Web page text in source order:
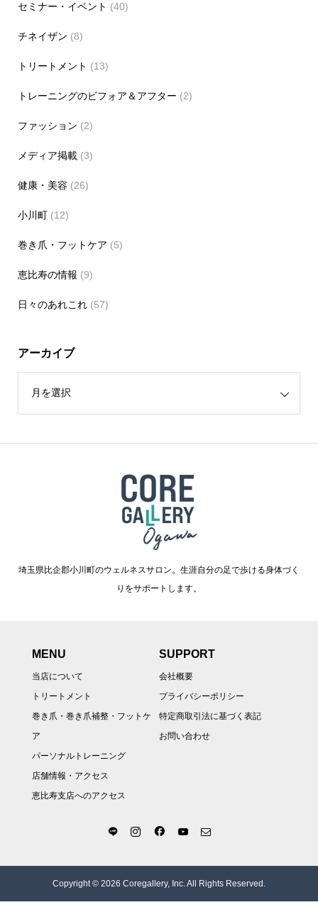
セミナー・イベント (40)
チネイザン (8)
トリートメント (13)
トレーニングのビフォア＆アフター (2)
ファッション (2)
メディア掲載(3)
健康・美容 (26)
小川町(12)
巻き爪・フットケア (5)
恵比寿の情報 (9)
日々のあれこれ(57)
アーカイブ
埼玉県比企郡小川町のウェルネスサロン。生涯自分の足で歩ける身体づく
りをサポートします。
MENU
当店について
トリートメント
巻き爪・巻き爪補整・フットケ
ア
パーソナルトレーニング
店舗情報・アクセス
恵比寿支店へのアクセス
SUPPORT
会社概要
プライバシーポリシー
特定商取引法に基づく表記
お問い合わせ
Copyright © 2026 Coregallery, Inc. All Rights Reserved.